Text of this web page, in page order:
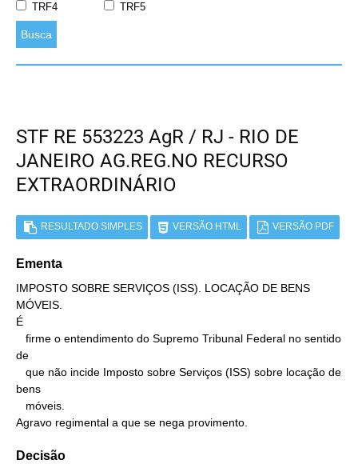
TRF4
TRF5
Busca
STF RE 553223 AgR / RJ - RIO DE
JANEIRO AG.REG.NO RECURSO
EXTRAORDINÁRIO
RESULTADO SIMPLES VERSÃO HTML VERSÃO PDF
Ementa
IMPOSTO SOBRE SERVIÇOS (ISS). LOCAÇÃO DE BENS
MÓVEIS.
É
de
bens
Agravo regimental a que se nega provimento.
Decisão